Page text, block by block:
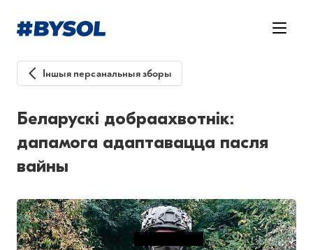
Іншыя персанальныя зборы
Беларускі добраахвотнік:
дапамога адаптавацца пасля
вайны